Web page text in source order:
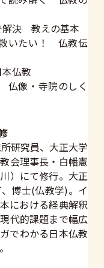
解決 教えの基本
いたい！ 仏教伝
仏教
像・寺院のしく
研究員、大正大学
会理事長・白幡憲
）にて修行。大正
博士(仏教学)。イ
における経典解釈
代的課題まで幅広
でわかる日本仏教